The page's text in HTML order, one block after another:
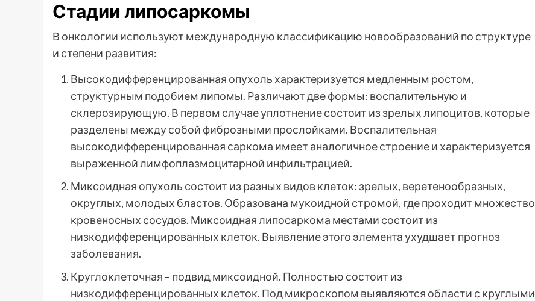
Стадии липосаркомы
В онкологии используют международную классификацию новообразований по структуре
и степени развития:
Высокодифференцированная опухоль характеризуется медленным ростом,
структурным подобием липомы. Различают две формы: воспалительную и
склерозирующую. В первом случае уплотнение состоит из зрелых липоцитов, которые
разделены между собой фиброзными прослойками. Воспалительная
высокодифференцированная саркома имеет аналогичное строение и характеризуется
выраженной лимфоплазмоцитарной инфильтрацией.
Миксоидная опухоль состоит из разных видов клеток: зрелых, веретенообразных,
округлых, молодых бластов. Образована мукоидной стромой, где проходит множество
кровеносных сосудов. Миксоидная липосаркома местами состоит из
низкодифференцированных клеток. Выявление этого элемента ухудшает прогноз
заболевания.
Круглоклеточная – подвид миксоидной. Полностью состоит из
низкодифференцированных клеток. Под микроскопом выявляются области с круглыми